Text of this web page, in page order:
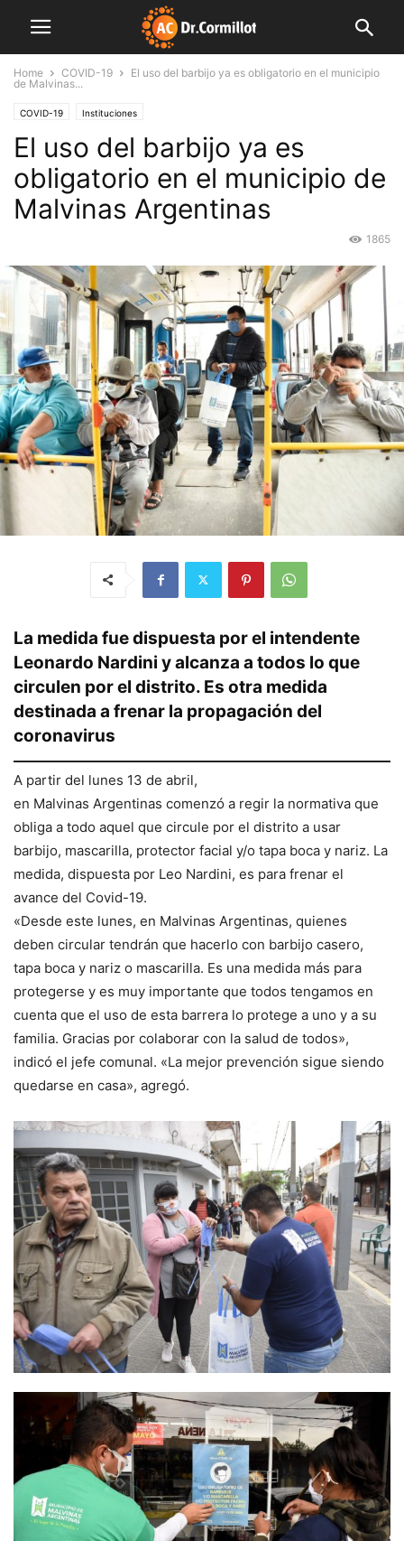
Home COVID-19
El uso del barbijo ya es obligatorio en el municipio
de Malvinas...
COVID-19 Instituciones
El uso del barbijo ya es
obligatorio en el municipio de
Malvinas Argentinas
1865
La medida fue dispuesta por el intendente
Leonardo Nardini y alcanza a todos lo que
circulen por el distrito. Es otra medida
destinada a frenar la propagación del
coronavirus
A partir del lunes 13 de abril,
en Malvinas Argentinas comenzó a regir la normativa que
obliga a todo aquel que circule por el distrito a usar
barbijo, mascarilla, protector facial y/o tapa boca y nariz. La
medida, dispuesta por Leo Nardini, es para frenar el
avance del Covid-19.
«Desde este lunes, en Malvinas Argentinas, quienes
deben circular tendrán que hacerlo con barbijo casero,
tapa boca y nariz o mascarilla. Es una medida más para
protegerse y es muy importante que todos tengamos en
cuenta que el uso de esta barrera lo protege a uno y a su
familia. Gracias por colaborar con la salud de todos»,
indicó el jefe comunal. «La mejor prevención sigue siendo
quedarse en casa», agregó.